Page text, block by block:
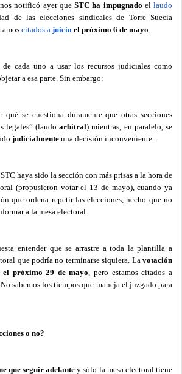
notificó ayer queSTC ha impugnado ellaudo
de las elecciones sindicales de Torre Suecia
citados a juicio el próximo 6 de mayo.
de cada uno a usar los recursos judiciales como
a esa parte. Sin embargo:
qué se cuestiona duramente que otras secciones
legales” (laudoarbitral) mientras, en paralelo, se
judicialmente una decisión inconveniente.
haya sido la sección con más prisas a la hora de
(propusieron votar el 13 de mayo), cuando ya
que ordena repetir las elecciones, hecho que no
a la mesa electoral.
entender que se arrastre a toda la plantilla a
que podría no terminarse siquiera. La votación
el próximo 29 de mayo, pero estamos citados a
No sabemos los tiempos que maneja el juzgado para
o no?
que seguir adelante y sólo la mesa electoral tiene